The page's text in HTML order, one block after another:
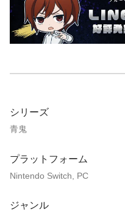
シリーズ
青鬼
プラットフォーム
Nintendo Switch, PC
ジャンル